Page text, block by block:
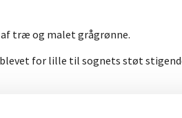
træ og malet grågrønne.
blevet for lille til sognets støt